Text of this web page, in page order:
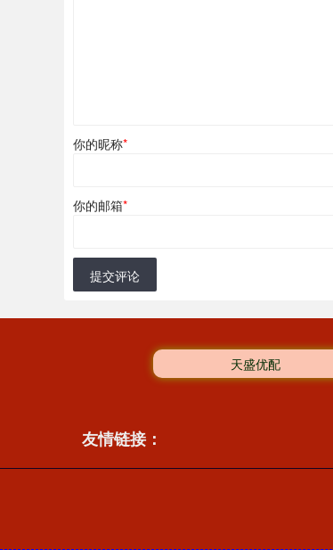
你的昵称*
你的邮箱*
提交评论
天盛优配
友情链接：